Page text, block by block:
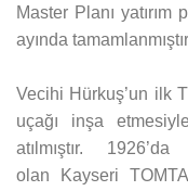
Master Planı
ayında
Vecihi Hürkuş’un ilk
uçağı inşa
atılmıştır.
olan Kayseri